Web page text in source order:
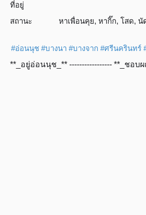
ที่อยู่
สถานะ
หาเพื่อนคุย, หากิ๊ก, โสด, นั
#อ่อนนุช #บางนา #บางจาก #ศรีนครินทร์
**_อยู่อ่อนนุช_** ----------------- **_ชอบ